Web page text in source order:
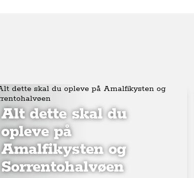
Alt dette skal du
opleve på
Amalfikysten og
Sorrentohalvøen